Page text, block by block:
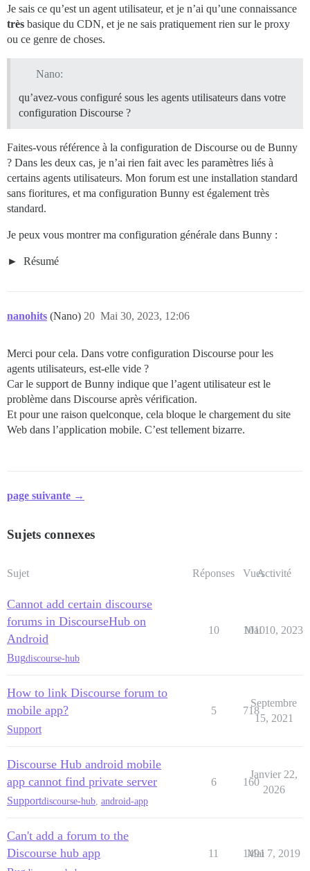
Je sais ce qu’est un agent utilisateur, et je n’ai qu’une connaissance
très basique du CDN, et je ne sais pratiquement rien sur le proxy
ou ce genre de choses.
Nano:
qu’avez-vous configuré sous les agents utilisateurs dans votre
configuration Discourse ?
Faites-vous référence à la configuration de Discourse ou de Bunny
? Dans les deux cas, je n’ai rien fait avec les paramètres liés à
certains agents utilisateurs. Mon forum est une installation standard
sans fioritures, et ma configuration Bunny est également très
standard.
Je peux vous montrer ma configuration générale dans Bunny :
Résumé
nanohits (Nano) Mai 30, 2023, 12:06
20
Merci pour cela. Dans votre configuration Discourse pour les
agents utilisateurs, est-elle vide ?
Car le support de Bunny indique que l’agent utilisateur est le
problème dans Discourse après vérification.
Et pour une raison quelconque, cela bloque le chargement du site
Web dans l’application mobile. C’est tellement bizarre.
page suivante →
Sujets connexes
Sujet Réponses VuesActivité
Cannot add certain discourse
forums in DiscourseHub on
Android
Bugdiscourse-hub
10 1010
Mai 10, 2023
How to link Discourse forum to
mobile app?
Support
5 718
Septembre
15, 2021
Discourse Hub android mobile
app cannot find private server
Supportdiscourse-hub android-app
6 160
Janvier 22,
2026
Can't add a forum to the
Discourse hub app
11 1491
Mai 7, 2019